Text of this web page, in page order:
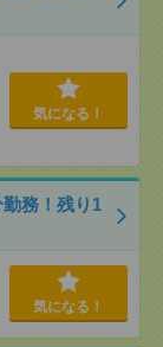
気になる！
務！残り1
気になる！